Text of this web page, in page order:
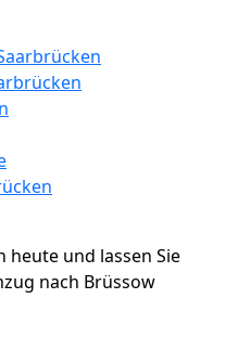
heute und lassen Sie
nach Brüssow